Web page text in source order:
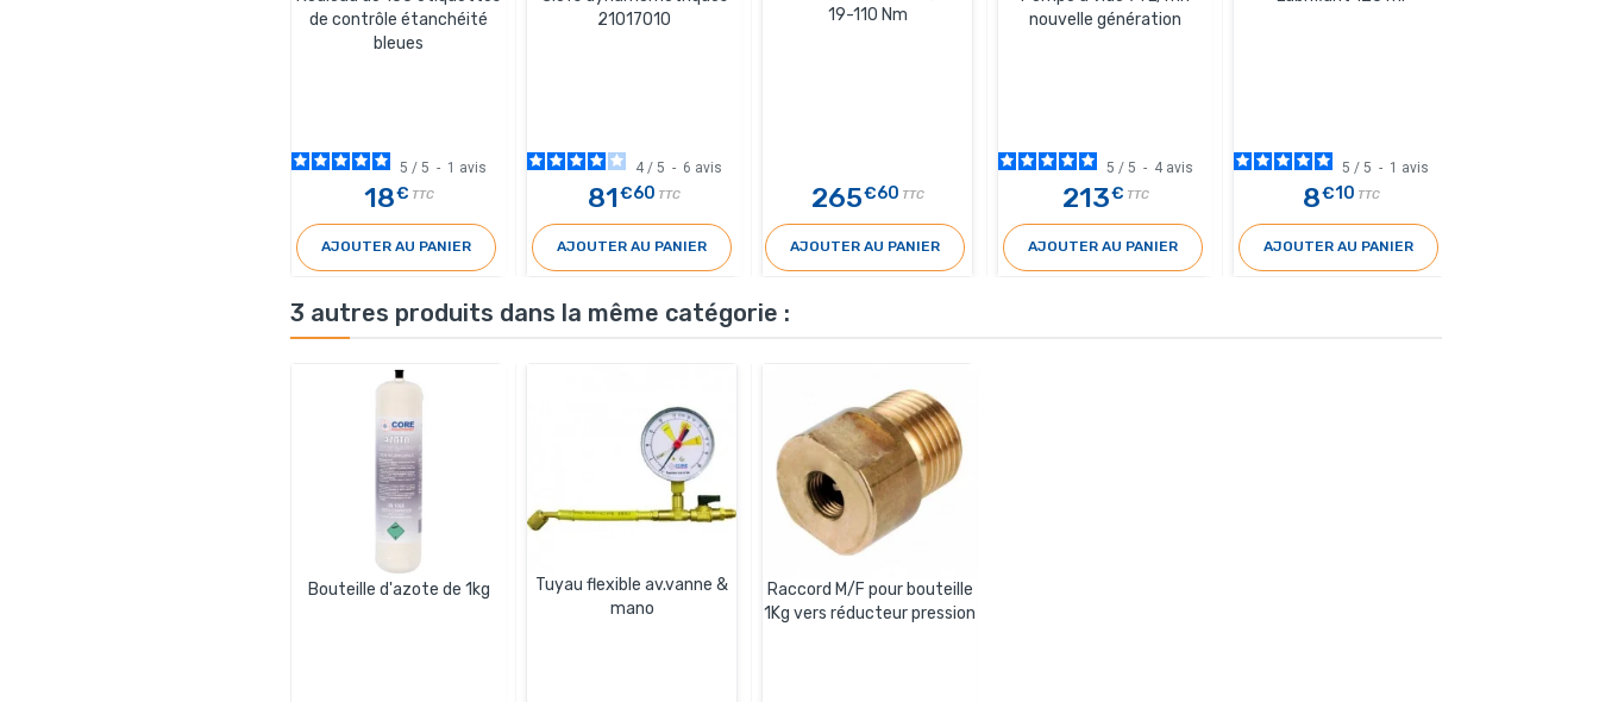
de contrôle étanchéité
bleues
5 / 5 - 1 avis
18€ TTC
AJOUTER AU PANIER
21017010
4 / 5 - 6 avis
81€60 TTC
AJOUTER AU PANIER
19-110 Nm
265€60 TTC
AJOUTER AU PANIER
nouvelle génération
5 / 5 - 4 avis
213€ TTC
AJOUTER AU PANIER
5 / 5 - 1 avis
8€10 TTC
AJOUTER AU PANIER
3 autres produits dans la même catégorie :
Bouteille d'azote de 1kg
Tuyau flexible av.vanne &
mano
Raccord M/F pour bouteille
1Kg vers réducteur pression